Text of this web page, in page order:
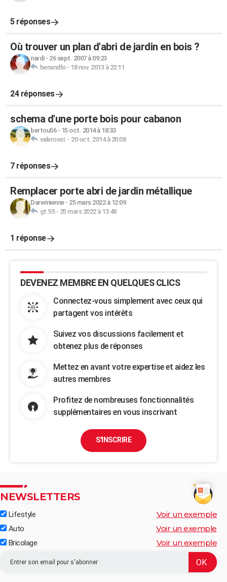
5 réponses
Où trouver un plan d'abri de jardin en bois ?
nardi- 26 sept. 2007 à 09:23
benandlo- 18 nov. 2013 à 22:11
24 réponses
schema d'une porte bois pour cabanon
bertou56- 15 oct. 2014 à 18:33
valerossi. - 20 oct. 2014 à 20:08
7 réponses
Remplacer porte abri de jardin métallique
Darwinienne- 25 mars 2022 à 12:09
gt.55- 25 mars 2022 à 13:48
1 réponse
DEVENEZ MEMBRE EN QUELQUES CLICS
Connectez-vous simplement avec ceux qui
partagent vos intérêts
Suivez vos discussions facilement et
obtenez plus de réponses
Mettez en avant votre expertise et aidez les
autres membres
Profitez de nombreuses fonctionnalités
supplémentaires en vous inscrivant
S'INSCRIRE
NEWSLETTERS
Lifestyle Voir un exemple
Auto Voir un exemple
Bricolage Voir un exemple